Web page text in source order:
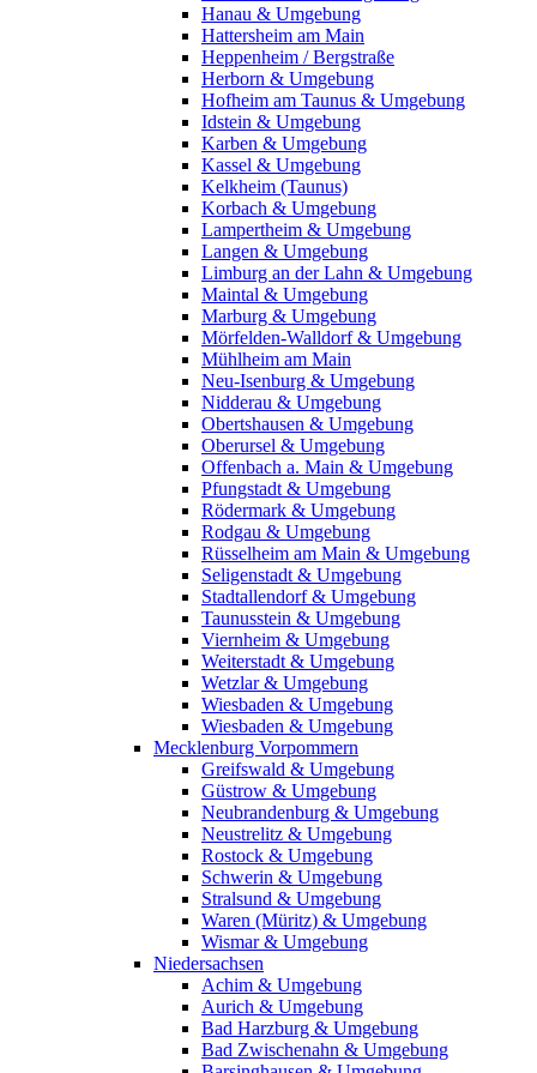
Hanau & Umgebung
Hattersheim am Main
Heppenheim / Bergstraße
Herborn & Umgebung
Hofheim am Taunus & Umgebung
Idstein & Umgebung
Karben & Umgebung
Kassel & Umgebung
Kelkheim (Taunus)
Korbach & Umgebung
Lampertheim & Umgebung
Langen & Umgebung
Limburg an der Lahn & Umgebung
Maintal & Umgebung
Marburg & Umgebung
Mörfelden-Walldorf & Umgebung
Mühlheim am Main
Neu-Isenburg & Umgebung
Nidderau & Umgebung
Obertshausen & Umgebung
Oberursel & Umgebung
Offenbach a. Main & Umgebung
Pfungstadt & Umgebung
Rödermark & Umgebung
Rodgau & Umgebung
Rüsselheim am Main & Umgebung
Seligenstadt & Umgebung
Stadtallendorf & Umgebung
Taunusstein & Umgebung
Viernheim & Umgebung
Weiterstadt & Umgebung
Wetzlar & Umgebung
Wiesbaden & Umgebung
Wiesbaden & Umgebung
Mecklenburg Vorpommern
Greifswald & Umgebung
Güstrow & Umgebung
Neubrandenburg & Umgebung
Neustrelitz & Umgebung
Rostock & Umgebung
Schwerin & Umgebung
Stralsund & Umgebung
Waren (Müritz) & Umgebung
Wismar & Umgebung
Niedersachsen
Achim & Umgebung
Aurich & Umgebung
Bad Harzburg & Umgebung
Bad Zwischenahn & Umgebung